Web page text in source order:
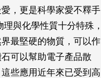
，更是科學家愛不釋手
與化學性質十分特殊，
最堅硬的物質，可以作
可以幫助電子產品散
些應用近年來已受到高